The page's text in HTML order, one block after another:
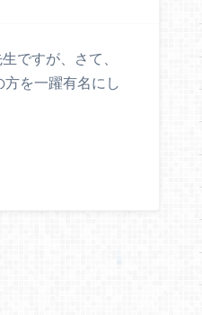
ですが、さて、
を一躍有名にし